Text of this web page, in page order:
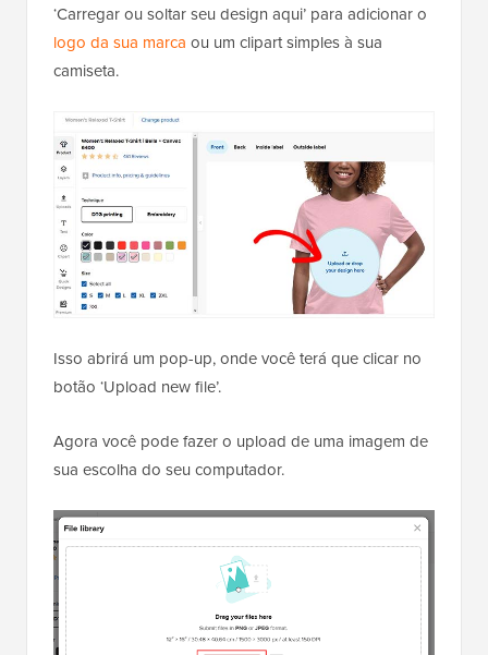
‘Carregar ou soltar seu design aqui’ para adicionar o
logo da sua marca ou um clipart simples à sua
camiseta.
Isso abrirá um pop-up, onde você terá que clicar no
botão ‘Upload new file’.
Agora você pode fazer o upload de uma imagem de
sua escolha do seu computador.